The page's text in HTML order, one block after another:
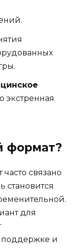
экстренная
формат?
связано
становится
для
поддержке и